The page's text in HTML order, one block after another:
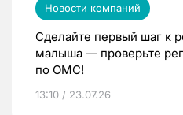
Новости компаний
Сделайте первый шаг к
малыша — проверьте
по ОМС!
13:10 / 23.07.26